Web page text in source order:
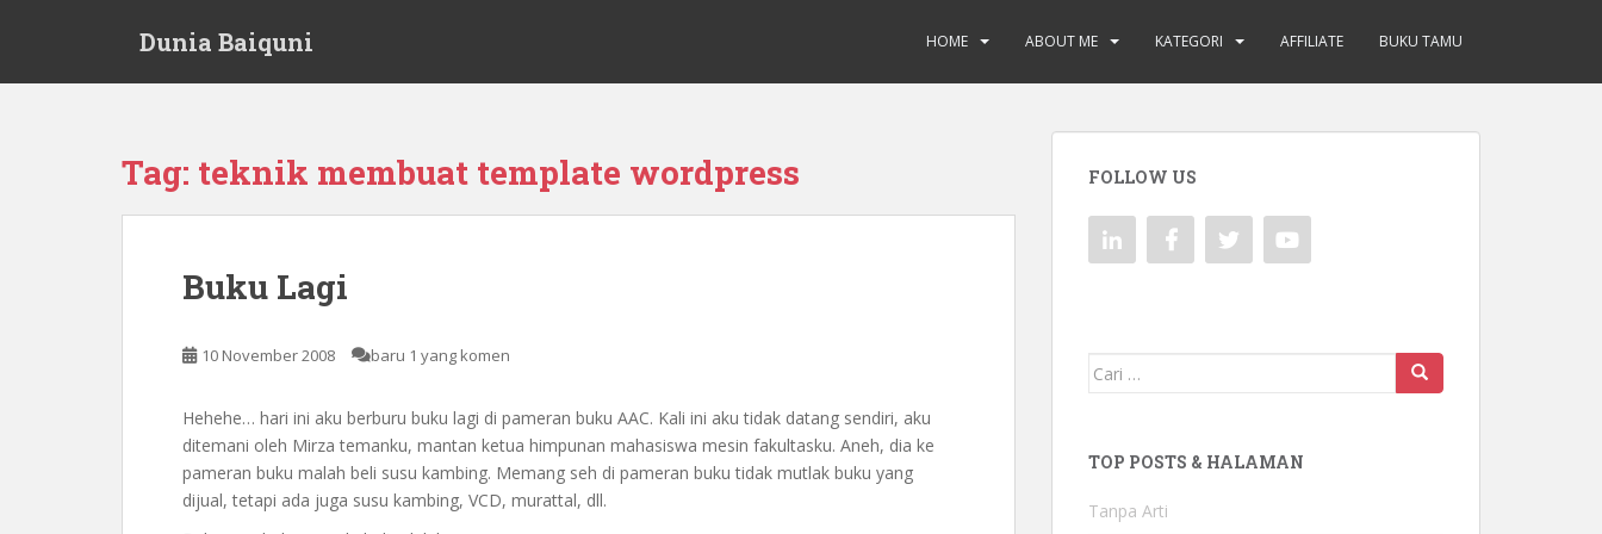
Dunia Baiquni HOME ABOUT ME KATEGORI AFFILIATE BUKU TAMU
Tag: teknik membuat template wordpress
Buku Lagi
10 November 2008 baru 1 yang komen
Hehehe… hari ini aku berburu buku lagi di pameran buku AAC. Kali ini aku tidak datang sendiri, aku
ditemani oleh Mirza temanku, mantan ketua himpunan mahasiswa mesin fakultasku. Aneh, dia ke
pameran buku malah beli susu kambing. Memang seh di pameran buku tidak mutlak buku yang
dijual, tetapi ada juga susu kambing, VCD, murattal, dll.
FOLLOW US
Mencari:
TOP POSTS & HALAMAN
Tanpa Arti